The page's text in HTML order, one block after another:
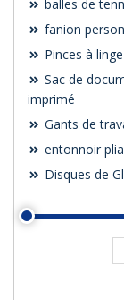
balles de
fanion
Pinces à
Sac de
imprimé
Gants de
entonnoir
Disques de